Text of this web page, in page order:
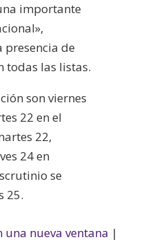
importante
presencia de
todas las listas.
son viernes
22 en el
22,
24 en
se
25.
una nueva ventana |